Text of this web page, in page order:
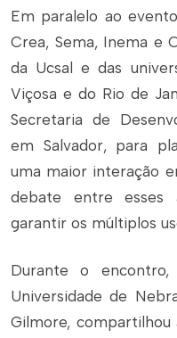
Em paralelo ao
Crea, Sema, Inema e
da Ucsal e das
Viçosa e do Rio de
Secretaria de
em Salvador, para
uma maior interação
debate entre esses
garantir os múltiplos
Durante o
Universidade de
Gilmore, compartilhou